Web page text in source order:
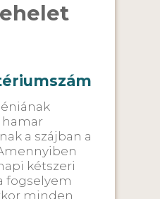
hamar
a szájban a
kétszeri
fogselyem
minden